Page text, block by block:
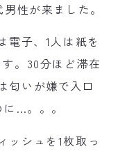
性が来ました。
電子、1人は紙を
。30分ほど滞在
匂いが嫌で入口
…。。。
ッシュを1枚取っ